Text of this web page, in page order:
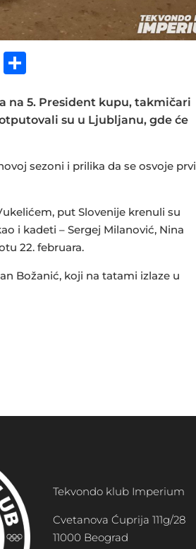
E
ai
l
ar
e
na 5. President kupu, takmičari
su u Ljubljanu, gde će
sezoni i prilika da se osvoje prvi
put Slovenije krenuli su
i kadeti – Sergej Milanović, Nina
22. februara.
Božanić, koji na tatami izlaze u
Tekvondo klub Imperium
Cvetanova Ćuprija 111g/28
11000 Beograd